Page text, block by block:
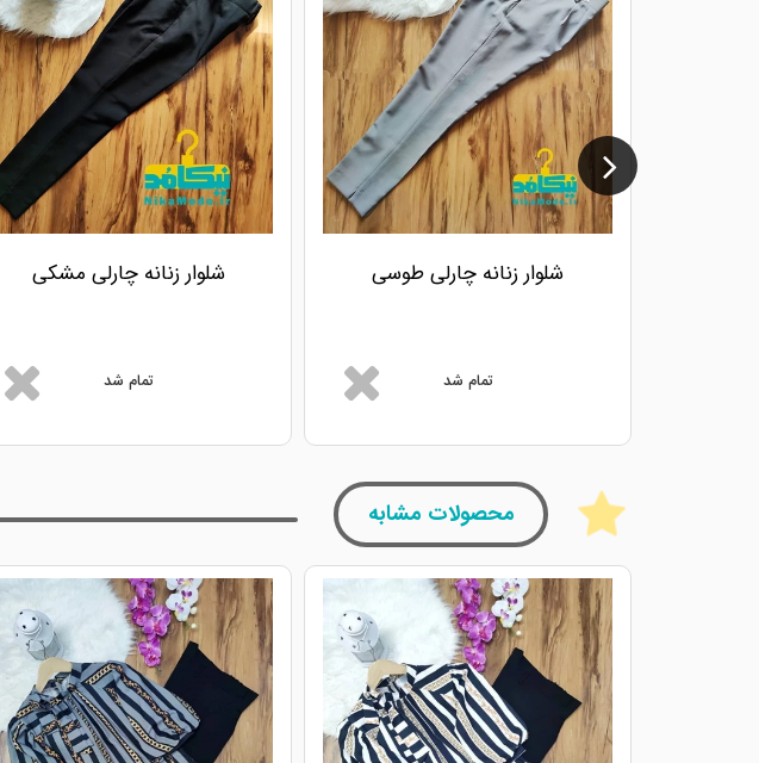
شلوار زنانه چارلی طوسی
تمام شد
شلوار زنانه چارلی مشکی
تمام شد
محصولات مشابه